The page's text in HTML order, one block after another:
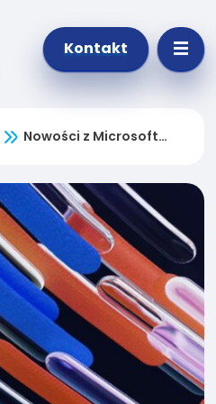
Kontakt
Nowości z Microsoft
Konieczne
Te pliki cookie